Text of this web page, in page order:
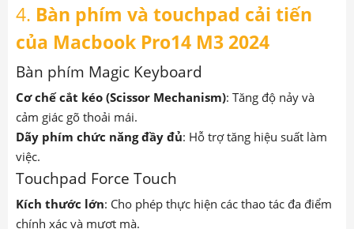
4. Bàn phím và touchpad cải tiến
của Macbook Pro14 M3 2024
Bàn phím Magic Keyboard
Cơ chế cắt kéo (Scissor Mechanism): Tăng độ nảy và
cảm giác gõ thoải mái.
Dãy phím chức năng đầy đủ: Hỗ trợ tăng hiệu suất làm
việc.
Touchpad Force Touch
Kích thước lớn: Cho phép thực hiện các thao tác đa điểm
chính xác và mượt mà.